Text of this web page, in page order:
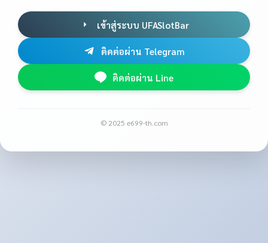
เข้าสู่ระบบ UFASlotBar
ติดต่อผ่าน Telegram
ติดต่อผ่าน Line
© 2025 e699-th.com